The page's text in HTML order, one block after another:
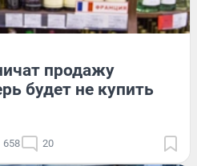
продажу
будет не купить
658 20